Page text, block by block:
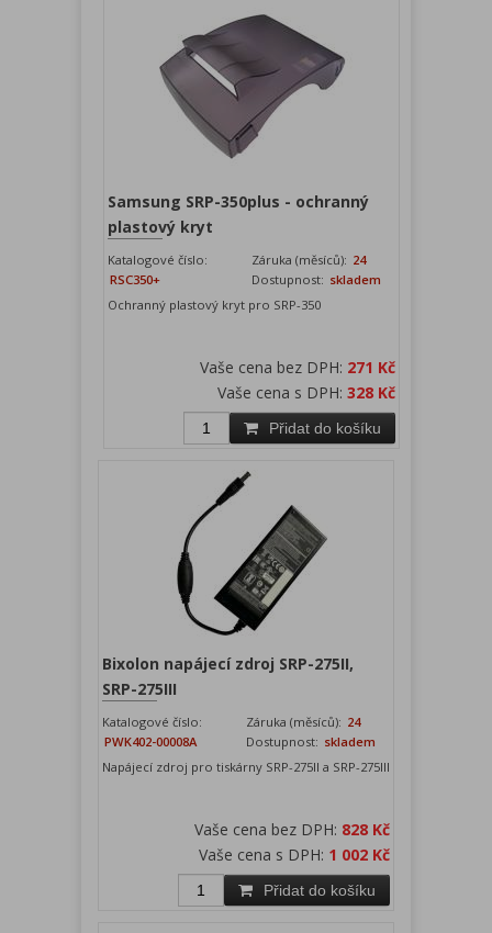
Samsung SRP-350plus - ochranný
plastový kryt
Katalogové číslo:
RSC350+
Záruka (měsíců): 24
Dostupnost: skladem
Ochranný plastový kryt pro SRP-350
Vaše cena bez DPH: 271 Kč
Vaše cena s DPH:328 Kč
Přidat do košíku
Bixolon napájecí zdroj SRP-275II,
SRP-275III
Katalogové číslo:
PWK402-00008A
Záruka (měsíců): 24
Dostupnost: skladem
Napájecí zdroj pro tiskárny SRP-275II a SRP-275III
Vaše cena bez DPH: 828 Kč
Vaše cena s DPH: 1 002 Kč
Přidat do košíku